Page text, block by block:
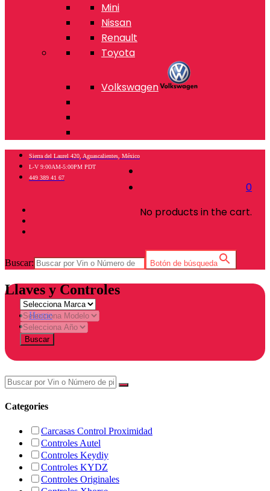
Mini
Nissan
Renault
Toyota
Volkswagen
0
No products in the cart.
Sierra del Laurel 420, Aguascalientes, México
L-V 9:00AM-5:00PM PDT
449 389 41 67
Buscar: Botón de búsqueda
Llaves y Controles
Home
Tienda
Buscar
Categories
Carcasas Control Proximidad
Controles Autel
Controles Keydiy
Controles KYDZ
Controles Originales